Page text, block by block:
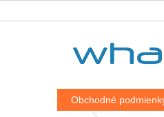
na
Obchodné